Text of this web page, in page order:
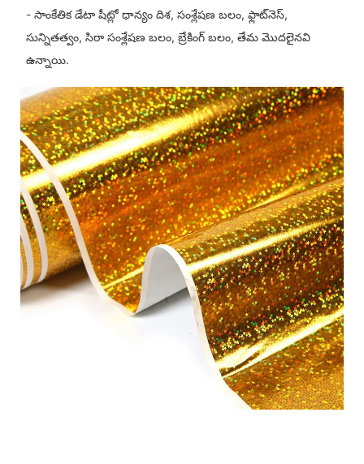
- సాంకేతిక డేటా షీట్లో ధాన్యం దిశ, సంశ్లేషణ బలం, ఫ్లాట్‌నెస్,
సున్నితత్వం, సిరా సంశ్లేషణ బలం, బ్రేకింగ్ బలం, తేమ మొదలైనవి
ఉన్నాయి.